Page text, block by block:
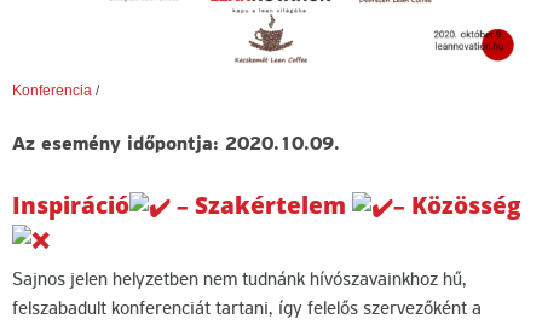
Konferencia /
Az esemény időpontja: 2020.10.09.
Inspiráció – Szakértelem – Közösség
Sajnos jelen helyzetben nem tudnánk hívószavainkhoz hű,
felszabadult konferenciát tartani, így felelős szervezőként a